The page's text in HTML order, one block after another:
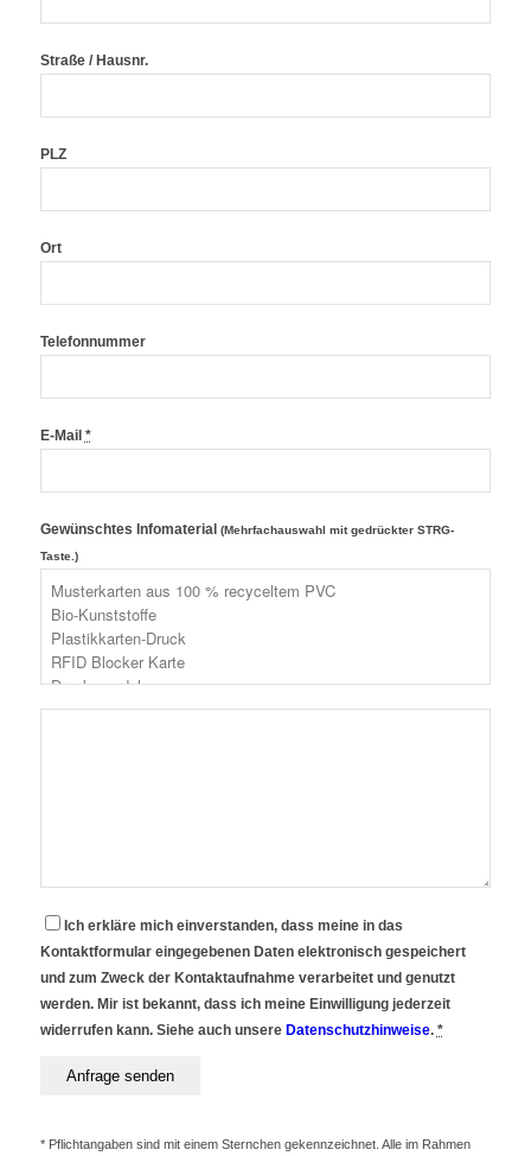
Straße / Hausnr.
PLZ
Ort
Telefonnummer
E-Mail *
Gewünschtes Infomaterial (Mehrfachauswahl mit gedrückter STRG-
Taste.)
Ich erkläre mich einverstanden, dass meine in das
Kontaktformular eingegebenen Daten elektronisch gespeichert
und zum Zweck der Kontaktaufnahme verarbeitet und genutzt
werden. Mir ist bekannt, dass ich meine Einwilligung jederzeit
widerrufen kann. Siehe auch unsere Datenschutzhinweise. *
* Pflichtangaben sind mit einem Sternchen gekennzeichnet. Alle im Rahmen